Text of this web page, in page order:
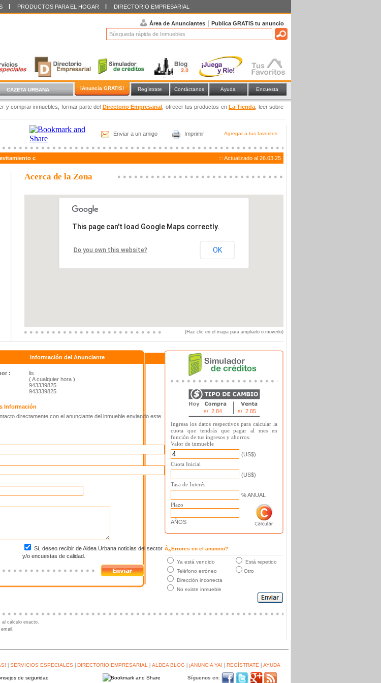
| PRODUCTOS PARA EL HOGAR | DIRECTORIO EMPRESARIAL
Área de Anunciantes | Publica GRATIS tu anuncio
CAZETA URBANA ìAnuncia GRATIS! Regístrate Contáctanos Ayuda Encuesta
y comprar inmuebles, formar parte del Directorio Empresarial , ofrecer tus productos en La Tienda , leer sobre
Enviar a un amigo Imprimir Agregar a tus favoritos
c ::: Actualizado al 26.03.25
Acerca de la Zona
This page can't load Google Maps correctly.
Do you own this website? OK
(Haz clic en el mapa para ampliarlo o moverlo)
Información del Anunciante
:
lis
( A cualquier hora )
943339825
943339825
Información
directamente con el anunciante del inmueble enviando este
Sí, deseo recibir de Aldea Urbana noticias del sector
y/o encuestas de calidad.
s/. 2.84 s/. 2.85
Ingresa los datos respectivos para calcular la
cuota que tendrás que pagar al mes en
función de tus ingresos y ahorros.
Valor de inmueble
(US$)
Cuota Inicial
(US$)
Tasa de Interés
% ANUAL
Plazo
AÑOS
Â¿Errores en el anuncio?
Ya está vendido
Teléfono erróneo
Dirección incorrecta
No existe inmueble
Está repetido
Otro
al cálculo exacto.
| SERVICIOS ESPECIALES | DIRECTORIO EMPRESARIAL | ALDEA BLOG | ¡ANUNCIA YA! | REGÍSTRATE | AYUDA
de seguridad Síguenos en: